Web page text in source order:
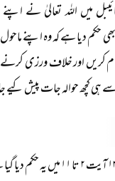
میں اللہ تعالیٰ نے
حکم دیا ہے کہ وہ اپنے
کریں اور خلاف ورزی
ہی کچھ حوالہ جات پیش کیے